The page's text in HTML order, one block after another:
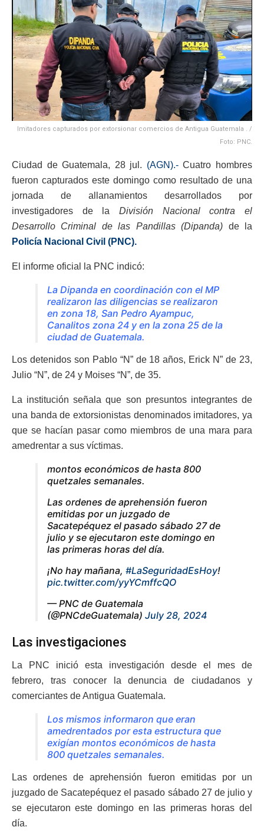
Imitadores capturados por extorsionar comercios de Antigua Guatemala . /
Foto: PNC.
Ciudad de Guatemala, 28 jul. (AGN).-Cuatro hombres
fueron capturados este domingo como resultado de una
jornada de allanamientos desarrollados por
investigadores de la División Nacional contra el
Desarrollo Criminal de las Pandillas (Dipanda) de la
Policía Nacional Civil (PNC).
El informe oficial la PNC indicó:
La Dipanda en coordinación con el MP
realizaron las diligencias se realizaron
en zona 18, San Pedro Ayampuc,
Canalitos zona 24 y en la zona 25 de la
ciudad de Guatemala.
Los detenidos son Pablo “N” de 18 años, Erick N” de 23,
Julio “N”, de 24 y Moises “N”, de 35.
La institución señala que son presuntos integrantes de
una banda de extorsionistas denominados imitadores, ya
que se hacían pasar como miembros de una mara para
amedrentar a sus víctimas.
montos económicos de hasta 800
quetzales semanales.
Las ordenes de aprehensión fueron
emitidas por un juzgado de
Sacatepéquez el pasado sábado 27 de
julio y se ejecutaron este domingo en
las primeras horas del día.
¡No hay mañana, #LaSeguridadEsHoy!
pic.twitter.com/yyYCmffcQO
— PNC de Guatemala
(@PNCdeGuatemala) July 28, 2024
Las investigaciones
La PNC inició esta investigación desde el mes de
febrero, tras conocer la denuncia de ciudadanos y
comerciantes de Antigua Guatemala.
Los mismos informaron que eran
amedrentados por esta estructura que
exigían montos económicos de hasta
800 quetzales semanales.
Las ordenes de aprehensión fueron emitidas por un
juzgado de Sacatepéquez el pasado sábado 27 de julio y
se ejecutaron este domingo en las primeras horas del
día.